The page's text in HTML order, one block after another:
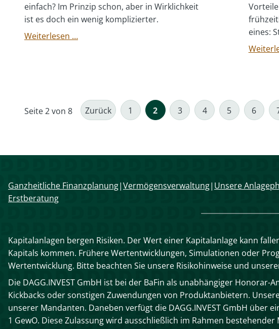
einfach? Im Prinzip schon, aber in Wirklichkeit
ist es doch ein wenig komplizierter.
Weiterlesen …Leichter
and-
hold
eines:
Seite 2 von 8 Zurück 1 2 3 4 5 6
Navigation
überspringen
Ganzheitliche Finanzplanung Vermögensverwaltung Unsere
Erstberatung
Kapitalanlagen bergen Risiken. Der Wert einer Kapitalanlage kann
Kapitals kommen. Frühere Wertentwicklungen, Simulationen oder
Wertentwicklung. Bitte beachten Sie unsere Risikohinweise und
Die DAGG.INVEST GmbH ist bei der BaFin als unabhängiger
Kickbacks oder sonstigen Zuwendungen von Produktanbietern.
unserer Mandanten. Daneben verfügt die DAGG.INVEST GmbH über
1 GewO. Diese Zulassung wird ausschließlich im Rahmen